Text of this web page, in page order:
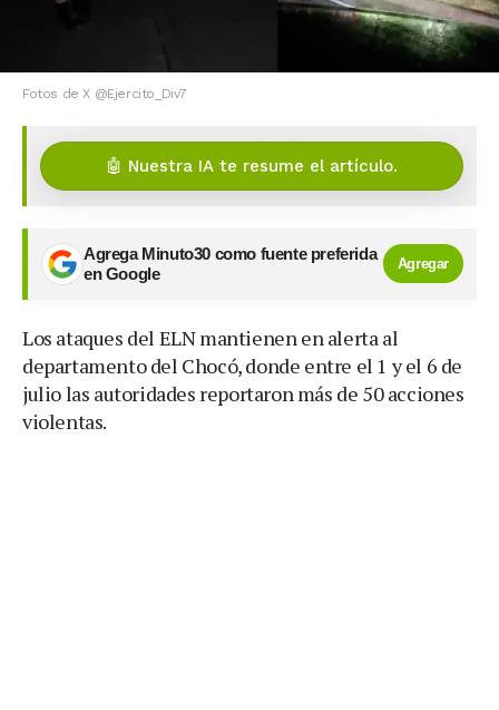
Fotos de X @Ejercito_Div7
🤖 Nuestra IA te resume el artículo.
Agrega Minuto30 como fuente preferida
en Google
Agregar
Los ataques del ELN mantienen en alerta al
departamento del Chocó, donde entre el 1 y el 6 de
julio las autoridades reportaron más de 50 acciones
violentas.